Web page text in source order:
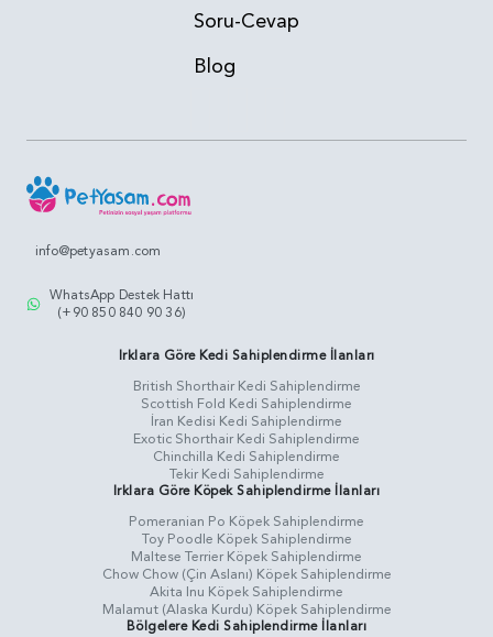
Soru-Cevap
Blog
info@petyasam.com
WhatsApp Destek Hattı
(+90 850 840 90 36)
Irklara Göre Kedi Sahiplendirme İlanları
British Shorthair Kedi Sahiplendirme
Scottish Fold Kedi Sahiplendirme
İran Kedisi Kedi Sahiplendirme
Exotic Shorthair Kedi Sahiplendirme
Chinchilla Kedi Sahiplendirme
Tekir Kedi Sahiplendirme
Irklara Göre Köpek Sahiplendirme İlanları
Pomeranian Po Köpek Sahiplendirme
Toy Poodle Köpek Sahiplendirme
Maltese Terrier Köpek Sahiplendirme
Chow Chow (Çin Aslanı) Köpek Sahiplendirme
Akita Inu Köpek Sahiplendirme
Malamut (Alaska Kurdu) Köpek Sahiplendirme
Bölgelere Kedi Sahiplendirme İlanları